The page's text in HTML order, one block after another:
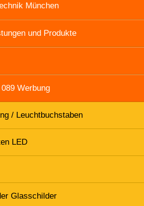
München
und Produkte
Werbung
/ Leuchtbuchstaben
LED
Glasschilder